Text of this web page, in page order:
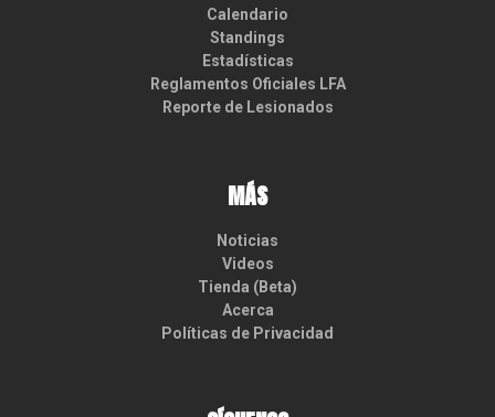
Calendario
Standings
Estadísticas
Reglamentos Oficiales LFA
Reporte de Lesionados
MÁS
Noticias
Videos
Tienda (Beta)
Acerca
Políticas de Privacidad